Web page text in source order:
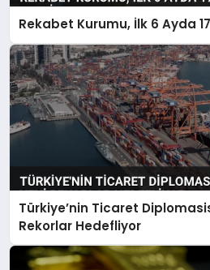
Rekabet Kurumu, İlk 6 Ayda
Türkiye’nin Ticaret
Rekorlar Hedefliyor